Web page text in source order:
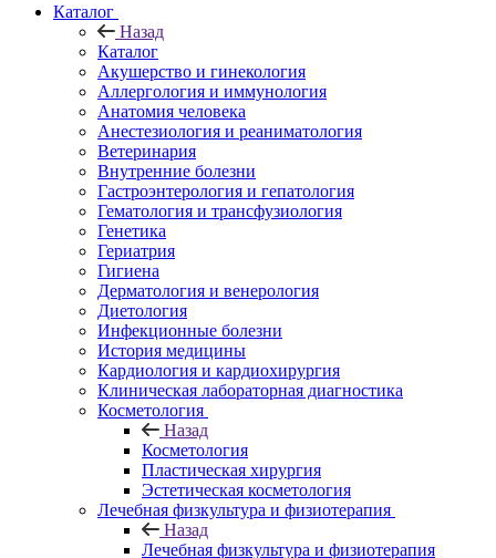
Каталог
Назад
Каталог
Акушерство и гинекология
Аллергология и иммунология
Анатомия человека
Анестезиология и реаниматология
Ветеринария
Внутренние болезни
Гастроэнтерология и гепатология
Гематология и трансфузиология
Генетика
Гериатрия
Гигиена
Дерматология и венерология
Диетология
Инфекционные болезни
История медицины
Кардиология и кардиохирургия
Клиническая лабораторная диагностика
Косметология
Назад
Косметология
Пластическая хирургия
Эстетическая косметология
Лечебная физкультура и физиотерапия
Назад
Лечебная физкультура и физиотерапия